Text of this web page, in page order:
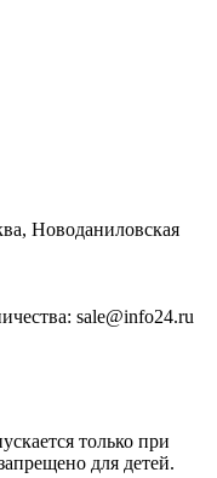
Новоданиловская
sale@info24.ru
только при
для детей.